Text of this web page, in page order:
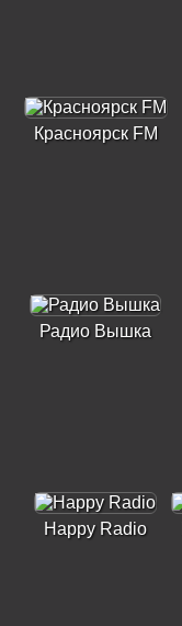
Красноярск FM
Радио Вышка
Happy Radio